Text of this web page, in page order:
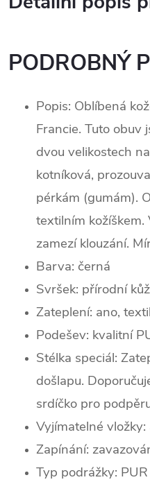
PODROBNÝ
Popis: Oblíbená
Francie. Tuto obuv
dvou velikostech
kotníková,
pérkám (gumám).
textilním
zamezí klouzání.
Barva: černá
Svršek: přírodní
Zateplení: ano,
Podešev: kvalitní
Stélka speciál:
došlapu.
srdíčko pro
Vyjímatelné vložky:
Zapínání:
Typ podrážky: PUR